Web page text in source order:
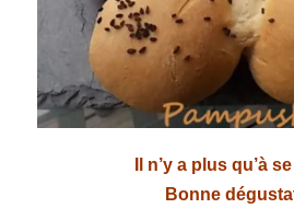
Il n’y a plus qu’à
Bonne